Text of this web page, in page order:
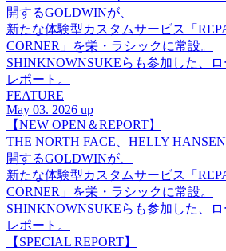
開するGOLDWINが、
新たな体験型カスタムサービス「
CORNER」を栄・ラシックに常設。
SHINKNOWNSUKEらも参加した、
レポート。
FEATURE
May 03. 2026 up
【NEW OPEN＆REPORT】
THE NORTH FACE、HELLY
開するGOLDWINが、
新たな体験型カスタムサービス「
CORNER」を栄・ラシックに常設。
SHINKNOWNSUKEらも参加した、
レポート。
【SPECIAL REPORT】